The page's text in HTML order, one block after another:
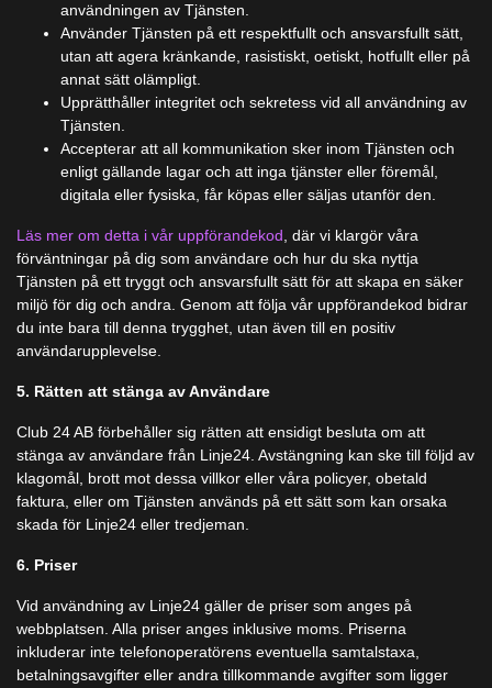
användningen av Tjänsten.
Använder Tjänsten på ett respektfullt och ansvarsfullt sätt,
utan att agera kränkande, rasistiskt, oetiskt, hotfullt eller på
annat sätt olämpligt.
Upprätthåller integritet och sekretess vid all användning av
Tjänsten.
Accepterar att all kommunikation sker inom Tjänsten och
enligt gällande lagar och att inga tjänster eller föremål,
digitala eller fysiska, får köpas eller säljas utanför den.
Läs mer om detta i vår uppförandekod , där vi klargör våra
förväntningar på dig som användare och hur du ska nyttja
Tjänsten på ett tryggt och ansvarsfullt sätt för att skapa en säker
miljö för dig och andra. Genom att följa vår uppförandekod bidrar
du inte bara till denna trygghet, utan även till en positiv
användarupplevelse.
5. Rätten att stänga av Användare
Club 24 AB förbehåller sig rätten att ensidigt besluta om att
stänga av användare från Linje24. Avstängning kan ske till följd av
klagomål, brott mot dessa villkor eller våra policyer, obetald
faktura, eller om Tjänsten används på ett sätt som kan orsaka
skada för Linje24 eller tredjeman.
6. Priser
Vid användning av Linje24 gäller de priser som anges på
webbplatsen. Alla priser anges inklusive moms. Priserna
inkluderar inte telefonoperatörens eventuella samtalstaxa,
betalningsavgifter eller andra tillkommande avgifter som ligger